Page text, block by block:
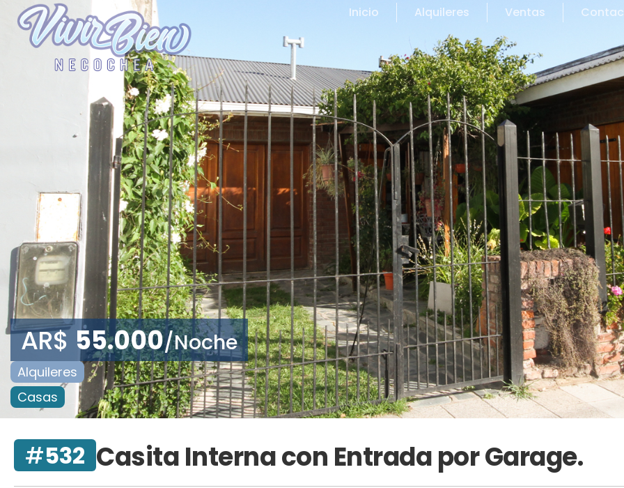
Inicio Alquileres Ventas
AR$ 55.000/Noche
Alquileres
Casas
#532 Casita Interna con Entrada por Garage.